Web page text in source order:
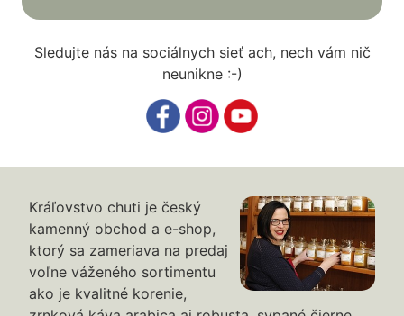
Sledujte nás na sociálnych sieť ach, nech vám nič
neunikne :-)
Kráľovstvo chuti je český
kamenný obchod a e-shop,
ktorý sa zameriava na predaj
voľne váženého sortimentu
ako je kvalitné korenie,